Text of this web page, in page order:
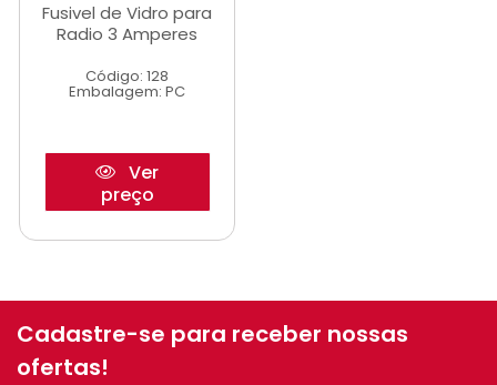
Fusivel de Vidro para
Radio 3 Amperes
Código: 128
Embalagem: PC
Ver
preço
Cadastre-se para receber nossas
ofertas!